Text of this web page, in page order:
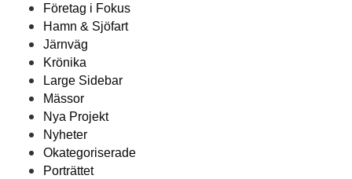
Företag i Fokus
Hamn & Sjöfart
Järnväg
Krönika
Large Sidebar
Mässor
Nya Projekt
Nyheter
Okategoriserade
Porträttet